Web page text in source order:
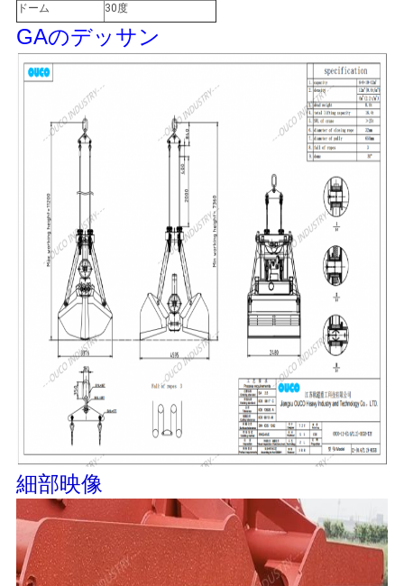
イ
バ
シ
ドーム
30度
GAのデッサン
細部映像